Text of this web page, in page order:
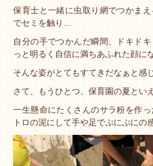
保育士と一緒に虫取り網でつかま
でセミを触り…
自分の手でつかんだ瞬間、ドキド
っと明るく自信に満ちあふれた顔に
そんな姿がとてもすてきだなぁと感
さて、もうひとつ、保育園の夏とい
一生懸命にたくさんのサラ粉を作
トロの泥にして手や足でぷにぷにの